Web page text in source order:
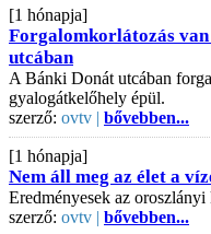
[1 hónapja]
Forgalomkorlátozás
utcában
A Bánki Donát utcában
gyalogátkelőhely épül.
szerző: ovtv | bővebben...
[1 hónapja]
Nem áll meg az élet a
Eredményesek az
szerző: ovtv | bővebben...